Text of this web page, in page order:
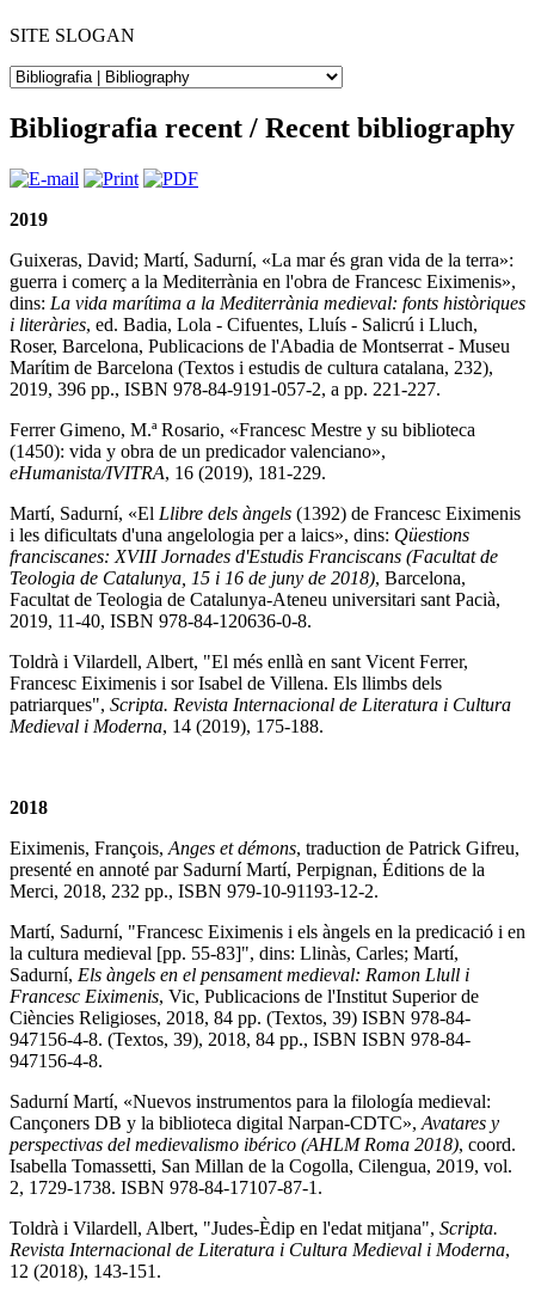
SITE SLOGAN
Bibliografia recent / Recent bibliography
2019
Guixeras, David; Martí, Sadurní, «La mar és gran vida de la terra»:
guerra i comerç a la Mediterrània en l'obra de Francesc Eiximenis»,
dins: La vida marítima a la Mediterrània medieval: fonts històriques
i literàries, ed. Badia, Lola - Cifuentes, Lluís - Salicrú i Lluch,
Roser, Barcelona, Publicacions de l'Abadia de Montserrat - Museu
Marítim de Barcelona (Textos i estudis de cultura catalana, 232),
2019, 396 pp., ISBN 978-84-9191-057-2, a pp. 221-227.
Ferrer Gimeno, M.ª Rosario, «Francesc Mestre y su biblioteca
(1450): vida y obra de un predicador valenciano»,
eHumanista/IVITRA, 16 (2019), 181-229.
Martí, Sadurní, «El Llibre dels àngels (1392) de Francesc Eiximenis
i les dificultats d'una angelologia per a laics», dins: Qüestions
franciscanes: XVIII Jornades d'Estudis Franciscans (Facultat de
Teologia de Catalunya, 15 i 16 de juny de 2018), Barcelona,
Facultat de Teologia de Catalunya-Ateneu universitari sant Pacià,
2019, 11-40, ISBN 978-84-120636-0-8.
Toldrà i Vilardell, Albert, "El més enllà en sant Vicent Ferrer,
Francesc Eiximenis i sor Isabel de Villena. Els llimbs dels
patriarques", Scripta. Revista Internacional de Literatura i Cultura
Medieval i Moderna, 14 (2019), 175-188.
2018
Eiximenis, François, Anges et démons, traduction de Patrick Gifreu,
presenté en annoté par Sadurní Martí, Perpignan, Éditions de la
Merci, 2018, 232 pp., ISBN 979-10-91193-12-2.
Martí, Sadurní, "Francesc Eiximenis i els àngels en la predicació i en
la cultura medieval [pp. 55-83]", dins: Llinàs, Carles; Martí,
Sadurní, Els àngels en el pensament medieval: Ramon Llull i
Francesc Eiximenis, Vic, Publicacions de l'Institut Superior de
Ciències Religioses, 2018, 84 pp. (Textos, 39) ISBN 978-84-
947156-4-8. (Textos, 39), 2018, 84 pp., ISBN ISBN 978-84-
947156-4-8.
Sadurní Martí, «Nuevos instrumentos para la filología medieval:
Cançoners DB y la biblioteca digital Narpan-CDTC», Avatares y
perspectivas del medievalismo ibérico (AHLM Roma 2018), coord.
Isabella Tomassetti, San Millan de la Cogolla, Cilengua, 2019, vol.
2, 1729-1738. ISBN 978-84-17107-87-1 .
Toldrà i Vilardell, Albert, "Judes-Èdip en l'edat mitjana", Scripta.
Revista Internacional de Literatura i Cultura Medieval i Moderna,
12 (2018), 143-151.